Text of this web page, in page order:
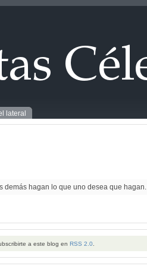
lateral
demás hagan lo que uno desea que hagan.
a este blog en RSS 2.0